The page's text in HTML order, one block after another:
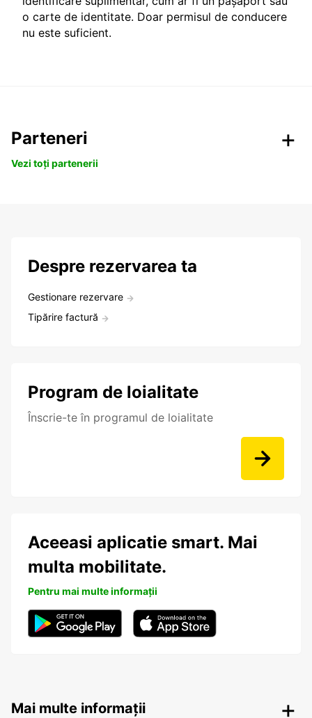
o carte de identitate. Doar permisul de conducere
nu este suficient.
Parteneri
Vezi toți partenerii
Despre rezervarea ta
Gestionare rezervare
Tipărire factură
Program de loialitate
Înscrie-te în programul de loialitate
Aceeasi aplicatie smart. Mai
multa mobilitate.
Pentru mai multe informații
Mai multe informații